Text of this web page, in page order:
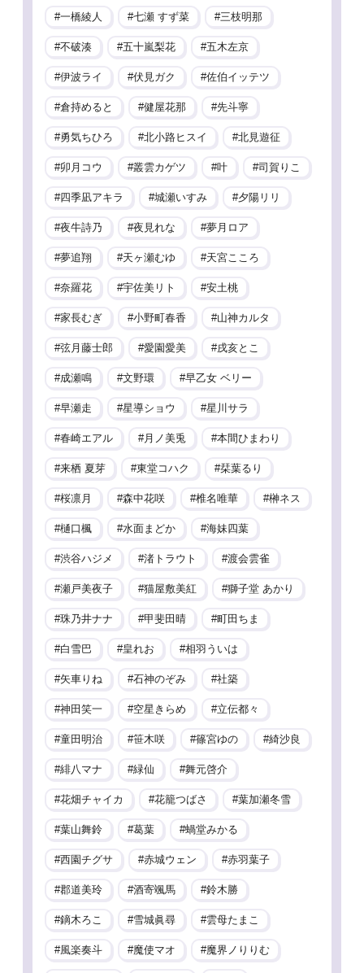
一橋綾人 七瀬 すず菜 三枝明那
不破湊 五十嵐梨花 五木左京
伊波ライ 伏見ガク 佐伯イッテツ
倉持めると 健屋花那 先斗寧
勇気ちひろ 北小路ヒスイ 北見遊征
卯月コウ 叢雲カゲツ 叶 司賀りこ
四季凪アキラ 城瀬いすみ 夕陽リリ
夜牛詩乃 夜見れな 夢月ロア
夢追翔 天ヶ瀬むゆ 天宮こころ
奈羅花 宇佐美リト 安土桃
家長むぎ 小野町春香 山神カルタ
弦月藤士郎 愛園愛美 戌亥とこ
成瀬鳴 文野環 早乙女 ベリー
早瀬走 星導ショウ 星川サラ
春崎エアル 月ノ美兎 本間ひまわり
来栖 夏芽 東堂コハク 栞葉るり
桜凛月 森中花咲 椎名唯華 榊ネス
樋口楓 水面まどか 海妹四葉
渋谷ハジメ 渚トラウト 渡会雲雀
瀬戸美夜子 猫屋敷美紅 獅子堂 あかり
珠乃井ナナ 甲斐田晴 町田ちま
白雪巴 皇れお 相羽ういは
矢車りね 石神のぞみ 社築
神田笑一 空星きらめ 立伝都々
童田明治 笹木咲 篠宮ゆの 綺沙良
緋八マナ 緑仙 舞元啓介
花畑チャイカ 花籠つばさ 葉加瀬冬雪
葉山舞鈴 葛葉 蝸堂みかる
西園チグサ 赤城ウェン 赤羽葉子
郡道美玲 酒寄颯馬 鈴木勝
鏑木ろこ 雪城眞尋 雲母たまこ
風楽奏斗 魔使マオ 魔界ノりりむ